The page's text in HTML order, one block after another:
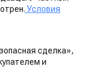
Условия
сделка»,
и